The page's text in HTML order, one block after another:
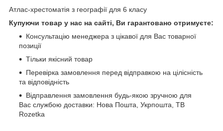
Атлас-хрестоматія з географії для 6 класу
Купуючи товар у нас на сайті, Ви гарантовано отримуєте:
Консультацію менеджера з цікавої для Вас товарної
позиції
Тільки якісний товар
Перевірка замовлення перед відправкою на цілісність
та відповідність
Відправлення замовлення будь-якою зручною для
Вас службою доставки: Нова Пошта, Укрпошта, ТВ
Rozetka